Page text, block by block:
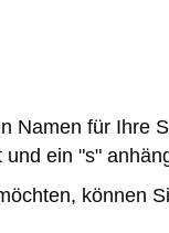
Namen für Ihre
ein "s"
können